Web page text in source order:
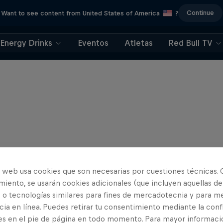
Want to see content from United States of America ? Continue
Energy Drinks Eventos Atletas Red Bull TV
web usa cookies que son necesarias por cuestiones técnicas.
se usarán cookies adicionales (que incluyen aquellas de
tecnologías similares para fines de mercadotecnia y para
en línea. Puedes retirar tu consentimiento mediante la
en el pie de página en todo momento. Para mayor